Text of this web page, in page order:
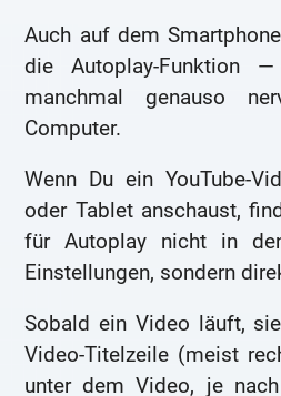
Auch auf dem
die Autoplay-Funktion
manchmal genauso
Computer.
Wenn Du ein YouTube-
oder Tablet anschaust,
für Autoplay nicht in
Einstellungen, sondern
Sobald ein Video läuft,
Video-Titelzeile (meist
unter dem Video, je